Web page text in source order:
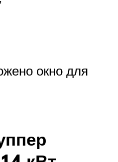
окно для